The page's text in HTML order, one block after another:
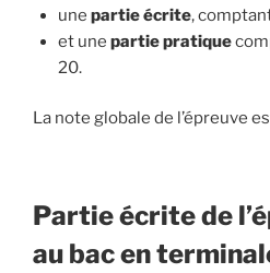
une partie écrite,
et une partie pratique
20.
La note globale de l’épreuve
Partie écrite de
au bac en